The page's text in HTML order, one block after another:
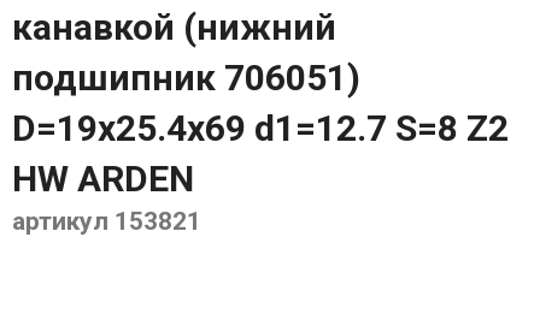
канавкой (нижний
подшипник 706051)
D=19x25.4x69 d1=12.7 S=8 Z2
HW ARDEN
артикул 153821